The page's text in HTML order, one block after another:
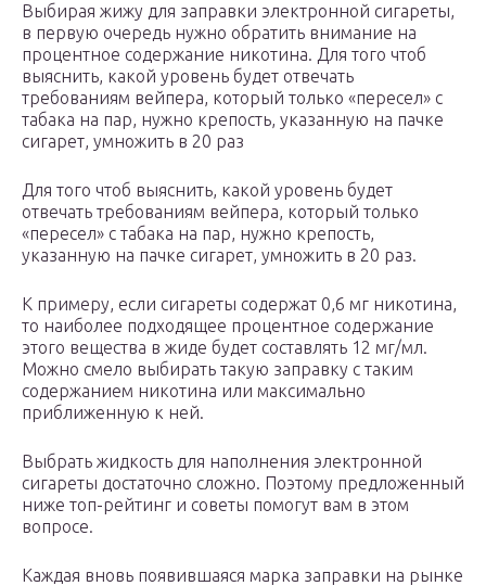
Выбирая жижу для заправки электронной сигареты,
в первую очередь нужно обратить внимание на
процентное содержание никотина. Для того чтоб
выяснить, какой уровень будет отвечать
требованиям вейпера, который только «пересел» с
табака на пар, нужно крепость, указанную на пачке
сигарет, умножить в 20 раз
Для того чтоб выяснить, какой уровень будет
отвечать требованиям вейпера, который только
«пересел» с табака на пар, нужно крепость,
указанную на пачке сигарет, умножить в 20 раз.
К примеру, если сигареты содержат 0,6 мг никотина,
то наиболее подходящее процентное содержание
этого вещества в жиде будет составлять 12 мг/мл.
Можно смело выбирать такую заправку с таким
содержанием никотина или максимально
приближенную к ней.
Выбрать жидкость для наполнения электронной
сигареты достаточно сложно. Поэтому предложенный
ниже топ-рейтинг и советы помогут вам в этом
вопросе.
Каждая вновь появившаяся марка заправки на рынке